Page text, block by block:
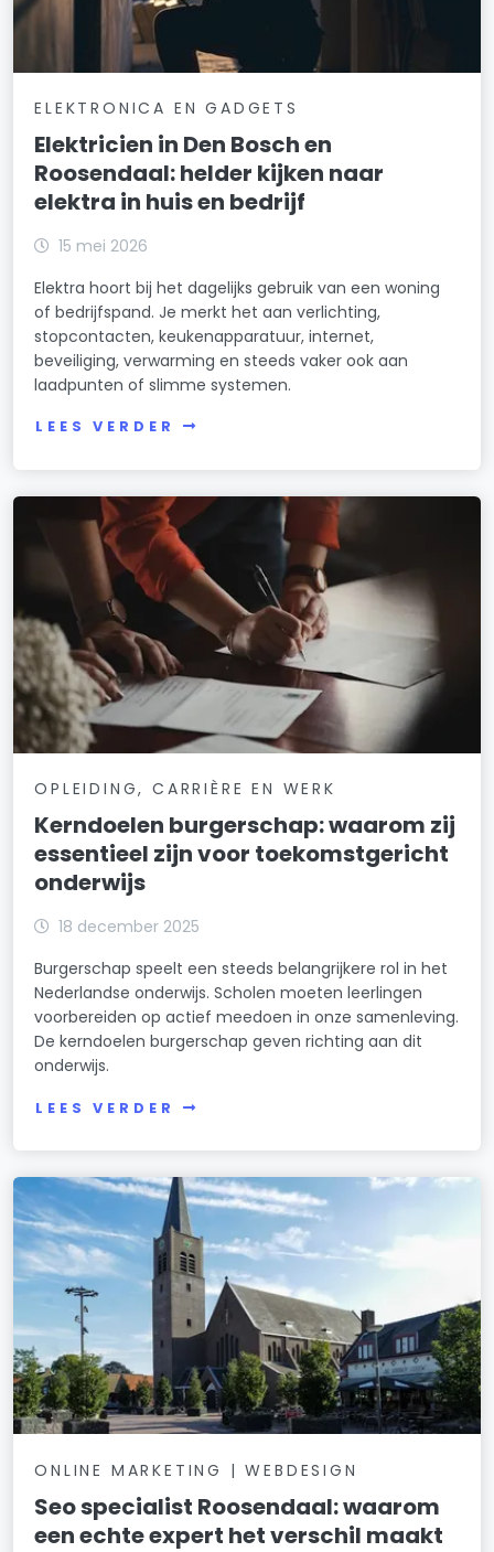
ELEKTRONICA EN GADGETS
Elektricien in Den Bosch en
Roosendaal: helder kijken naar
elektra in huis en bedrijf
15 mei 2026
Elektra hoort bij het dagelijks gebruik van een woning
of bedrijfspand. Je merkt het aan verlichting,
stopcontacten, keukenapparatuur, internet,
beveiliging, verwarming en steeds vaker ook aan
laadpunten of slimme systemen.
LEES VERDER
OPLEIDING, CARRIÈRE EN WERK
Kerndoelen burgerschap: waarom zij
essentieel zijn voor toekomstgericht
onderwijs
18 december 2025
Burgerschap speelt een steeds belangrijkere rol in het
Nederlandse onderwijs. Scholen moeten leerlingen
voorbereiden op actief meedoen in onze samenleving.
De kerndoelen burgerschap geven richting aan dit
onderwijs.
LEES VERDER
ONLINE MARKETING | WEBDESIGN
Seo specialist Roosendaal: waarom
een echte expert het verschil maakt